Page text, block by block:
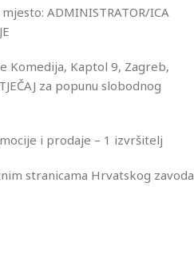
ADMINISTRATOR/ICA
Komedija, Kaptol 9, Zagreb,
za popunu slobodnog
i prodaje – 1 izvršitelj
stranicama Hrvatskog zavoda